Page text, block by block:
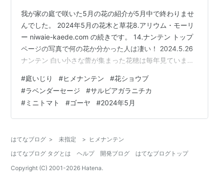
我が家の庭で咲いた5月の花の紹介が5月中で終わりませ
んでした。 2024年5月の花木と草花8.アリウム・モーリ
ー niwaie-kaede.com の続きです。 14.ナンテン トップ
ページの写真で何の花か分かった人は凄い！ 2024.5.26
ナンテン 白い小さな蕾が集まった花穂は毎年見ていまし
よく見ていませんでした。 実はこのナンテンもお義父さ
んから頂いたもので、鉢栽培（盆栽）で育てていたので
ヒメナンテンではないのかと思っています。 ヒメナンテ
ンは葉が小さく実が少ないという特徴があって、 だか
#庭いじり #ヒメナンテン #花ショウブ
#ラベンダーセージ #サルビアガラニチカ
#ミニトマト #ゴーヤ #2024年5月
はてなブログ > 未指定 > ヒメナンテン
はてなブログ タグとは
ヘルプ 開発ブログ
はてなブログトップ
Copyright (C) 2001-2026 Hatena.